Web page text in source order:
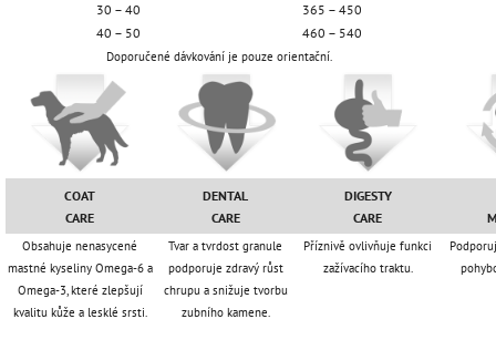
30 – 40
365 – 450
40 – 50
460 – 540
Doporučené dávkování je pouze orientační.
COAT
CARE
DENTAL
CARE
DIGESTY
CARE
Obsahuje nenasycené
mastné kyseliny Omega-6 a
Omega-3, které zlepšují
kvalitu kůže a lesklé srsti.
Tvar a tvrdost granule
podporuje zdravý růst
chrupu a snižuje tvorbu
zubního kamene.
Příznivě ovlivňuje funkci
zažívacího traktu.